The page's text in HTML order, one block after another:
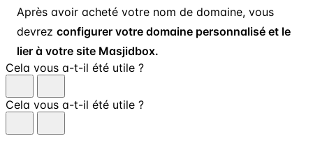
Après avoir acheté votre nom de domaine, vous
devrez configurer votre domaine personnalisé et le
lier à votre site Masjidbox.
Cela vous a-t-il été utile ?
Cela vous a-t-il été utile ?